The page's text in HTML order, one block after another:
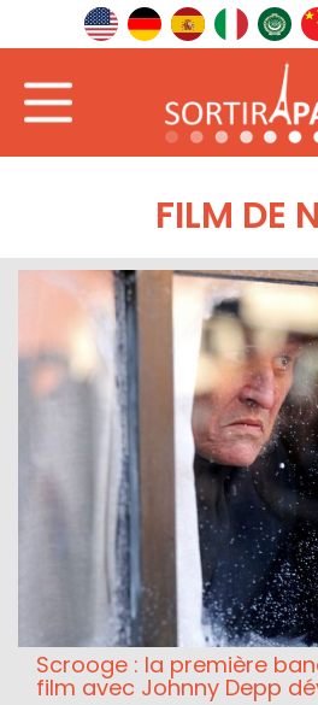
FILM DE
Scrooge : la première
film avec Johnny Depp